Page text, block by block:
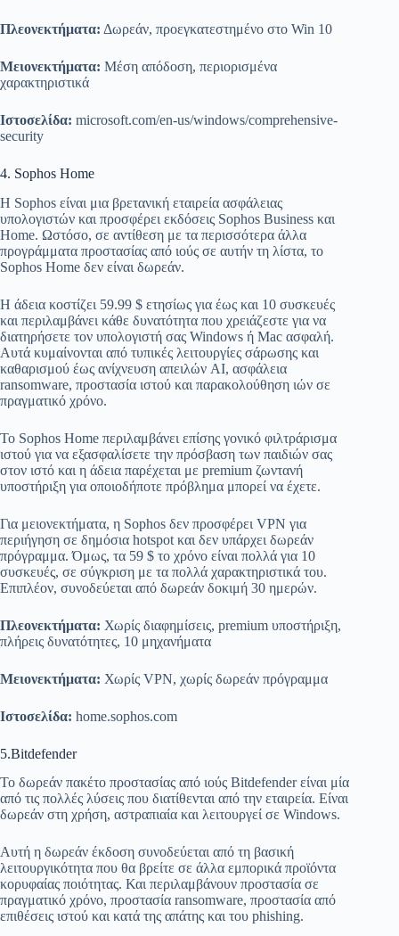
Πλεονεκτήματα: Δωρεάν, προεγκατεστημένο στο Win 10
Μειονεκτήματα: Μέση απόδοση, περιορισμένα
χαρακτηριστικά
Ιστοσελίδα: microsoft.com/en-us/windows/comprehensive-
security
4. Sophos Home
Η Sophos είναι μια βρετανική εταιρεία ασφάλειας
υπολογιστών και προσφέρει εκδόσεις Sophos Business και
Home. Ωστόσο, σε αντίθεση με τα περισσότερα άλλα
προγράμματα προστασίας από ιούς σε αυτήν τη λίστα, το
Sophos Home δεν είναι δωρεάν.
Η άδεια κοστίζει 59.99 $ ετησίως για έως και 10 συσκευές
και περιλαμβάνει κάθε δυνατότητα που χρειάζεστε για να
διατηρήσετε τον υπολογιστή σας Windows ή Mac ασφαλή.
Αυτά κυμαίνονται από τυπικές λειτουργίες σάρωσης και
καθαρισμού έως ανίχνευση απειλών AI, ασφάλεια
ransomware, προστασία ιστού και παρακολούθηση ιών σε
πραγματικό χρόνο.
Το Sophos Home περιλαμβάνει επίσης γονικό φιλτράρισμα
ιστού για να εξασφαλίσετε την πρόσβαση των παιδιών σας
στον ιστό και η άδεια παρέχεται με premium ζωντανή
υποστήριξη για οποιοδήποτε πρόβλημα μπορεί να έχετε.
Για μειονεκτήματα, η Sophos δεν προσφέρει VPN για
περιήγηση σε δημόσια hotspot και δεν υπάρχει δωρεάν
πρόγραμμα. Όμως, τα 59 $ το χρόνο είναι πολλά για 10
συσκευές, σε σύγκριση με τα πολλά χαρακτηριστικά του.
Επιπλέον, συνοδεύεται από δωρεάν δοκιμή 30 ημερών.
Πλεονεκτήματα: Χωρίς διαφημίσεις, premium υποστήριξη,
πλήρεις δυνατότητες, 10 μηχανήματα
Μειονεκτήματα: Χωρίς VPN, χωρίς δωρεάν πρόγραμμα
Ιστοσελίδα: home.sophos.com
5.Bitdefender
Το δωρεάν πακέτο προστασίας από ιούς Bitdefender είναι μία
από τις πολλές λύσεις που διατίθενται από την εταιρεία. Είναι
δωρεάν στη χρήση, αστραπιαία και λειτουργεί σε Windows.
Αυτή η δωρεάν έκδοση συνοδεύεται από τη βασική
λειτουργικότητα που θα βρείτε σε άλλα εμπορικά προϊόντα
κορυφαίας ποιότητας. Και περιλαμβάνουν προστασία σε
πραγματικό χρόνο, προστασία ransomware, προστασία από
επιθέσεις ιστού και κατά της απάτης και του phishing.